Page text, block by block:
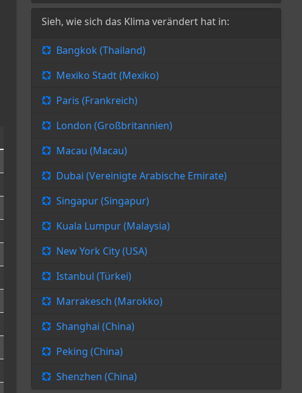
Sieh, wie sich das Klima verändert hat in:
Bangkok (Thailand)
Mexiko Stadt (Mexiko)
Paris (Frankreich)
London (Großbritannien)
Macau (Macau)
Dubai (Vereinigte Arabische Emirate)
Singapur (Singapur)
Kuala Lumpur (Malaysia)
New York City (USA)
Istanbul (Türkei)
Marrakesch (Marokko)
Shanghai (China)
Peking (China)
Shenzhen (China)